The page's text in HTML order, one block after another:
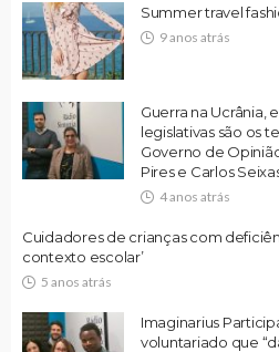
Summer travel
9 anos atrás
Guerra na Ucrânia,
legislativas são os
Governo de
Pires e Carlos
4 anos atrás
Cuidadores de crianças com
contexto escolar’
5 anos atrás
Imaginarius
voluntariado que